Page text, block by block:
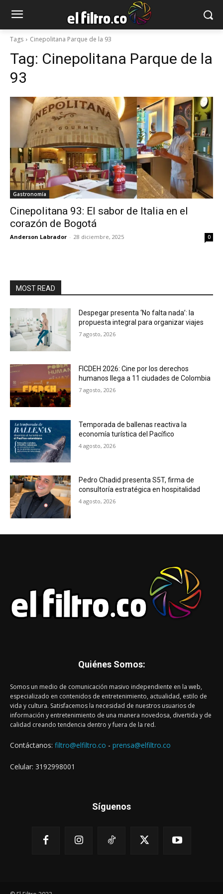
Tags Cinepolitana Parque de la 93
Tag: Cinepolitana Parque de la
93
Gastronomía
Cinepolitana 93: El sabor de Italia en el
corazón de Bogotá
Anderson Labrador - 28 diciembre, 2025 0
MOST READ
Despegar presenta ‘No falta nada’: la
propuesta integral para organizar viajes
7 agosto, 2026
FICDEH 2026: Cine por los derechos
humanos llega a 11 ciudades de Colombia
7 agosto, 2026
Temporada de ballenas reactiva la
economía turística del Pacífico
4 agosto, 2026
Pedro Chadid presenta S5T, firma de
consultoría estratégica en hospitalidad
4 agosto, 2026
Quiénes Somos:
Somos un medio de comunicación masivo independiente en la web,
especializado en contenidos de entretenimiento, actualidad, estilo de
vida y cultura. Satisfacemos la necesidad de nuestros usuarios de
información y entretenimiento de una manera novedosa, divertida y de
calidad creando tendencia dentro y fuera de la red.
Contáctanos: filtro@elfiltro.co - prensa@elfiltro.co
Celular: 3192998001
Síguenos